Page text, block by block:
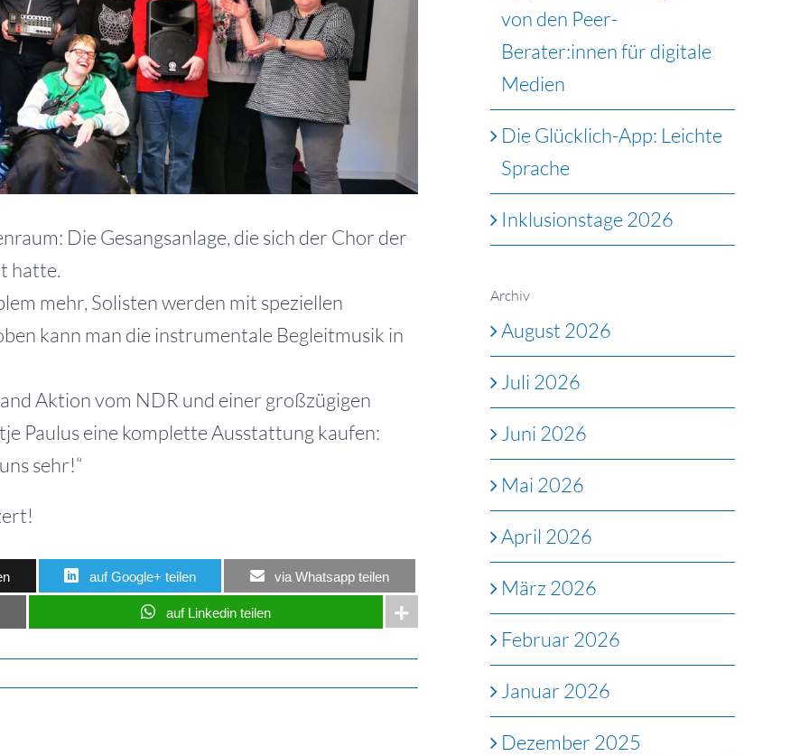
Die Gesangsanlage, die sich der Chor der
hatte.
mehr, Solisten werden mit speziellen
kann man die instrumentale Begleitmusik in
Aktion vom NDR und einer großzügigen
Paulus eine komplette Ausstattung kaufen:
sehr!“
auf Google+ teilen via Whatsapp teilen
auf Linkedin teilen
von den Peer-
Berater:innen für digitale
Medien
Die Glücklich-App: Leichte
Sprache
Inklusionstage 2026
Archiv
August 2026
Juli 2026
Juni 2026
Mai 2026
April 2026
März 2026
Februar 2026
Januar 2026
Dezember 2025